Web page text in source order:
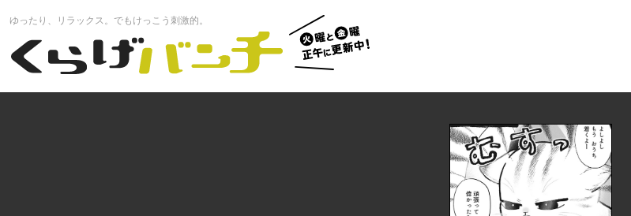
くらげバンチ
火曜と金
曜正午に
更新中！
ゆったり、リラックス。でもけっこう刺激的。